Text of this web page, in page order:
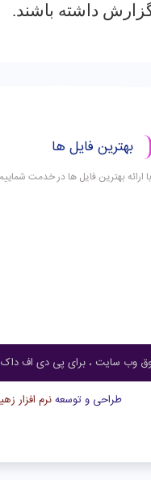
داشته باشند.
بهترین فایل ها
با ارائه بهترین فایل ها در خدمت شماییم
وب سایت ، برای پی دی اف
طراحی و توسعهنرم افزار